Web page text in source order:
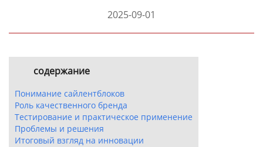
2025-09-01
содержание
Понимание сайлентблоков
Роль качественного бренда
Тестирование и практическое применение
Проблемы и решения
Итоговый взгляд на инновации